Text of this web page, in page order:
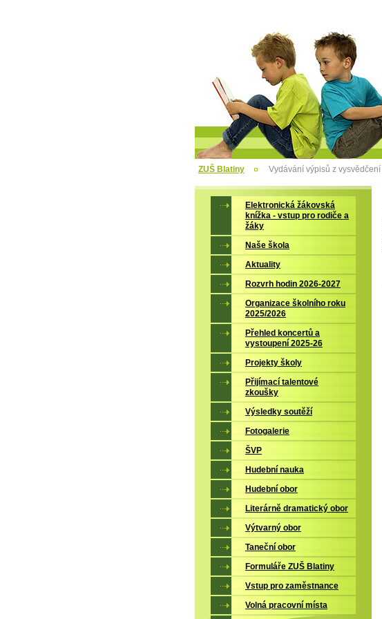
ZUŠ Blatiny Vydávání výpisů z vysvědčení
Elektronická žákovská
knížka - vstup pro rodiče a
žáky
Naše škola
Aktuality
Rozvrh hodin 2026-2027
Organizace školního roku
2025/2026
Přehled koncertů a
vystoupení 2025-26
Projekty školy
Přijímací talentové
zkoušky
Výsledky soutěží
Fotogalerie
ŠVP
Hudební nauka
Hudební obor
Literárně dramatický obor
Výtvarný obor
Taneční obor
Formuláře ZUŠ Blatiny
Vstup pro zaměstnance
Volná pracovní místa